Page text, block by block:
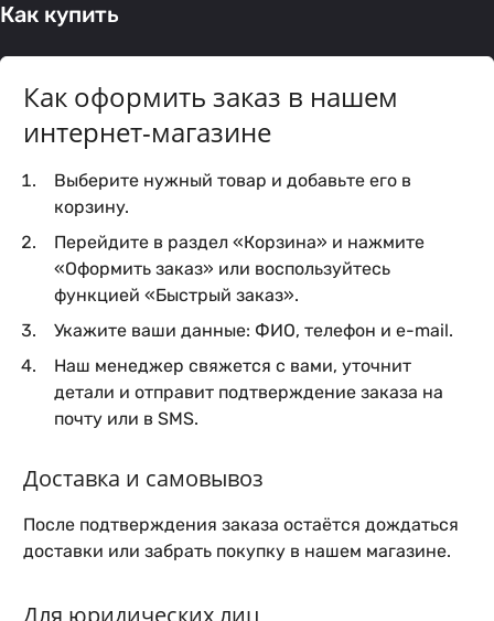
Как купить
Как оформить заказ в нашем
интернет-магазине
Выберите нужный товар и добавьте его в
корзину.
Перейдите в раздел «Корзина» и нажмите
«Оформить заказ» или воспользуйтесь
функцией «Быстрый заказ».
Укажите ваши данные: ФИО, телефон и e-mail.
Наш менеджер свяжется с вами, уточнит
детали и отправит подтверждение заказа на
почту или в SMS.
Доставка и самовывоз
После подтверждения заказа остаётся дождаться
доставки или забрать покупку в нашем магазине.
Для юридических лиц